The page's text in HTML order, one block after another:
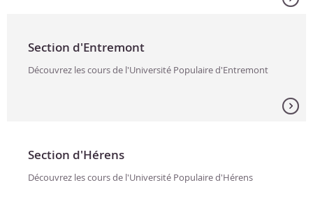
Section d'Entremont
Découvrez les cours de l'Université Populaire d'Entremont
Section d'Hérens
Découvrez les cours de l'Université Populaire d'Hérens